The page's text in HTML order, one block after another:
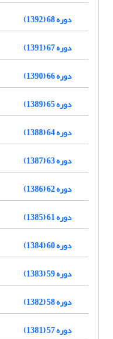
دوره 68 (1392)
دوره 67 (1391)
دوره 66 (1390)
دوره 65 (1389)
دوره 64 (1388)
دوره 63 (1387)
دوره 62 (1386)
دوره 61 (1385)
دوره 60 (1384)
دوره 59 (1383)
دوره 58 (1382)
دوره 57 (1381)